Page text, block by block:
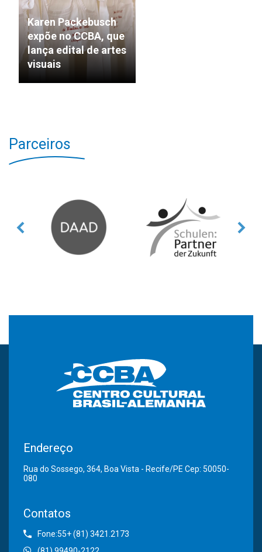
Karen Packebusch
expõe no CCBA, que
lança edital de artes
visuais
Parceiros
Endereço
Rua do Sossego, 364, Boa Vista - Recife/PE Cep: 50050-
080
Contatos
Fone:55+ (81) 3421.2173